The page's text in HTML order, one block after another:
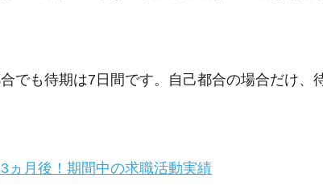
でも待期は7日間です。自己都合の場合だけ、
ヵ月後！期間中の求職活動実績